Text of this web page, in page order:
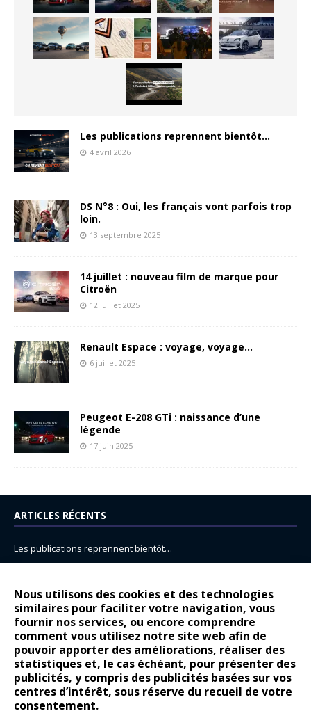
Nous utilisons des cookies et des technologies
similaires pour faciliter votre navigation, vous
fournir nos services, ou encore comprendre
comment vous utilisez notre site web afin de
pouvoir apporter des améliorations, réaliser des
statistiques et, le cas échéant, pour présenter des
publicités, y compris des publicités basées sur vos
centres d’intérêt, sous réserve du recueil de votre
consentement.
Les publications reprennent bientôt…
4 avril 2026
DS N°8 : Oui, les français vont parfois trop
loin.
13 septembre 2025
14 juillet : nouveau film de marque pour
Citroën
12 juillet 2025
Renault Espace : voyage, voyage…
6 juillet 2025
Peugeot E-208 GTi : naissance d’une
légende
17 juin 2025
ARTICLES RÉCENTS
Les publications reprennent bientôt…
14 juillet : nouveau film de marque pour Citroën
Renault Espace : voyage, voyage…
Peugeot E-208 GTi : naissance d’une légende
COMMENTAIRES RÉCENTS
Bernard DardartdansDacia Sandero : pour les gens vrais